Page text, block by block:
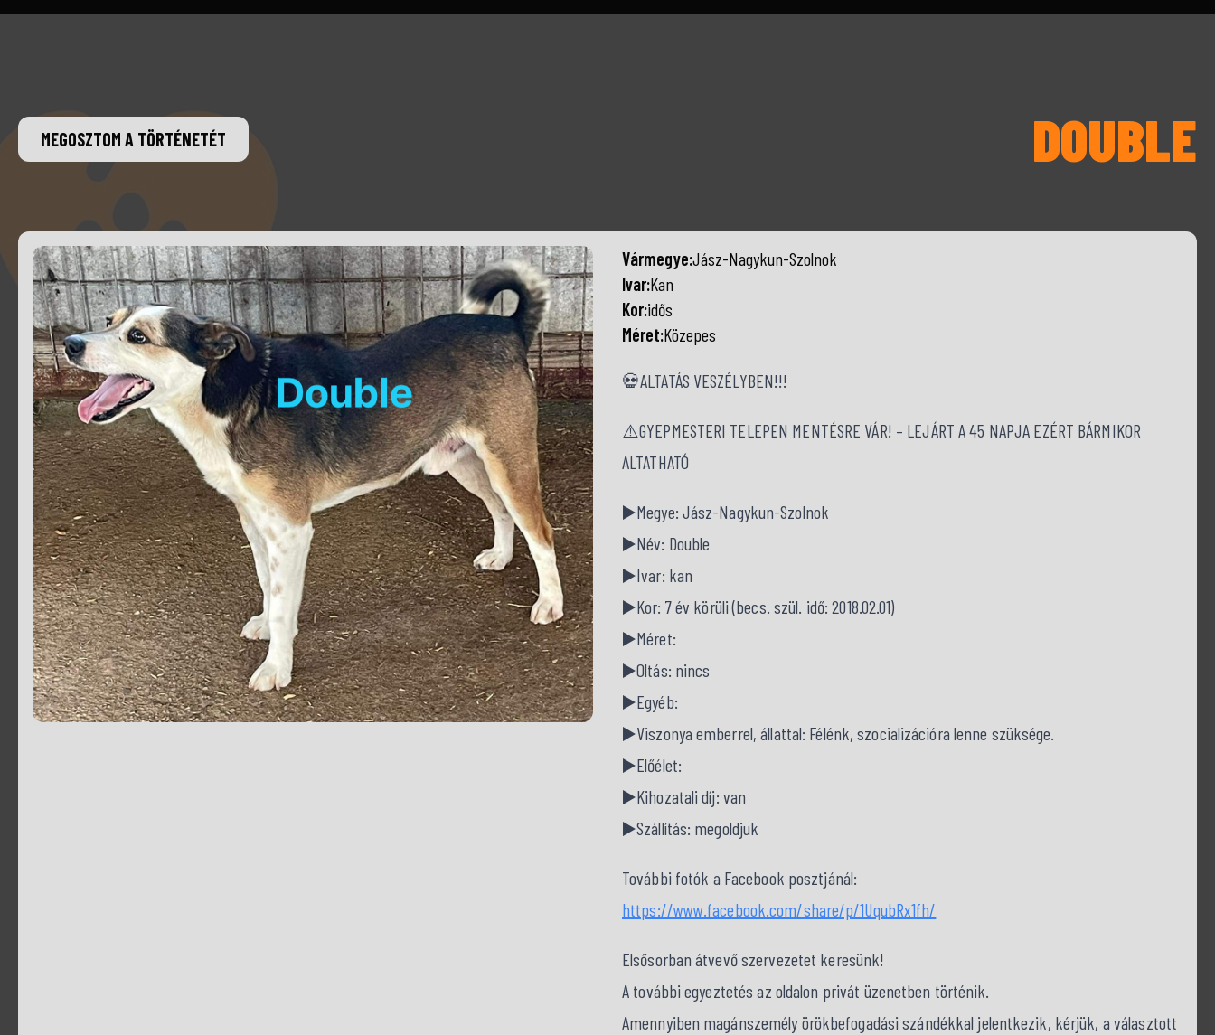
MEGOSZTOM A TÖRTÉNETÉT DOUBLE
Vármegye:Jász-Nagykun-Szolnok
Ivar:Kan
Kor:idős
Méret:Közepes
💀ALTATÁS VESZÉLYBEN!!!
⚠️GYEPMESTERI TELEPEN MENTÉSRE VÁR! – LEJÁRT A 45 NAPJA EZÉRT BÁRMIKOR
ALTATHATÓ
▶️Megye: Jász-Nagykun-Szolnok
▶️Név: Double
▶️Ivar: kan
▶️Kor: 7 év körüli (becs. szül. idő: 2018.02.01)
▶️Méret:
▶️Oltás: nincs
▶️Egyéb:
▶️Viszonya emberrel, állattal: Félénk, szocializációra lenne szüksége.
▶️Előélet:
▶️Kihozatali díj: van
▶️Szállítás: megoldjuk
További fotók a Facebook posztjánál:
https://www.facebook.com/share/p/1UqubRx1fh/
Elsősorban átvevő szervezetet keresünk!
A további egyeztetés az oldalon privát üzenetben történik.
Amennyiben magánszemély örökbefogadási szándékkal jelentkezik, kérjük, a választott